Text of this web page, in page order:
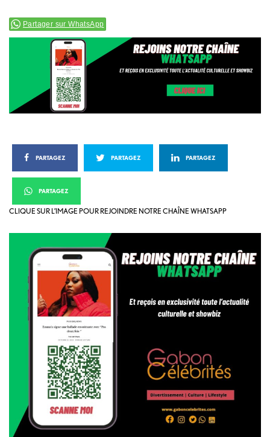
Partager sur WhatsApp
PARTAGEZ PARTAGEZ PARTAGEZ
PARTAGEZ
CLIQUE SUR L’IMAGE POUR REJOINDRE NOTRE CHAÎNE WHATSAPP